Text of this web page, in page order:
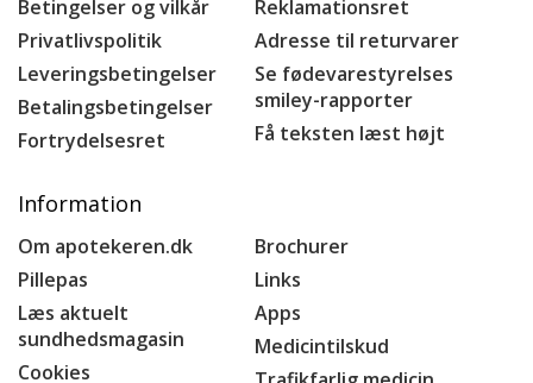
Betingelser og vilkår
Privatlivspolitik
Leveringsbetingelser
Betalingsbetingelser
Fortrydelsesret
Reklamationsret
Adresse til returvarer
Se fødevarestyrelses
smiley-rapporter
Få teksten læst højt
Information
Om apotekeren.dk
Pillepas
Læs aktuelt
sundhedsmagasin
Cookies
Brochurer
Links
Apps
Medicintilskud